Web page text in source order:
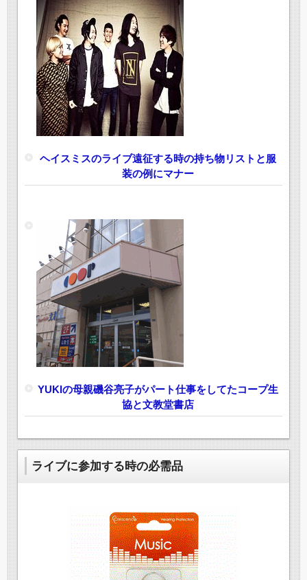
ヘイスミスのライブ遠征する時の持ち物リストと服
装の例にマナー
YUKIの母親磯谷亮子がパート仕事をしてたコープ生
協と文教堂書店
ライブに参加する時の必需品